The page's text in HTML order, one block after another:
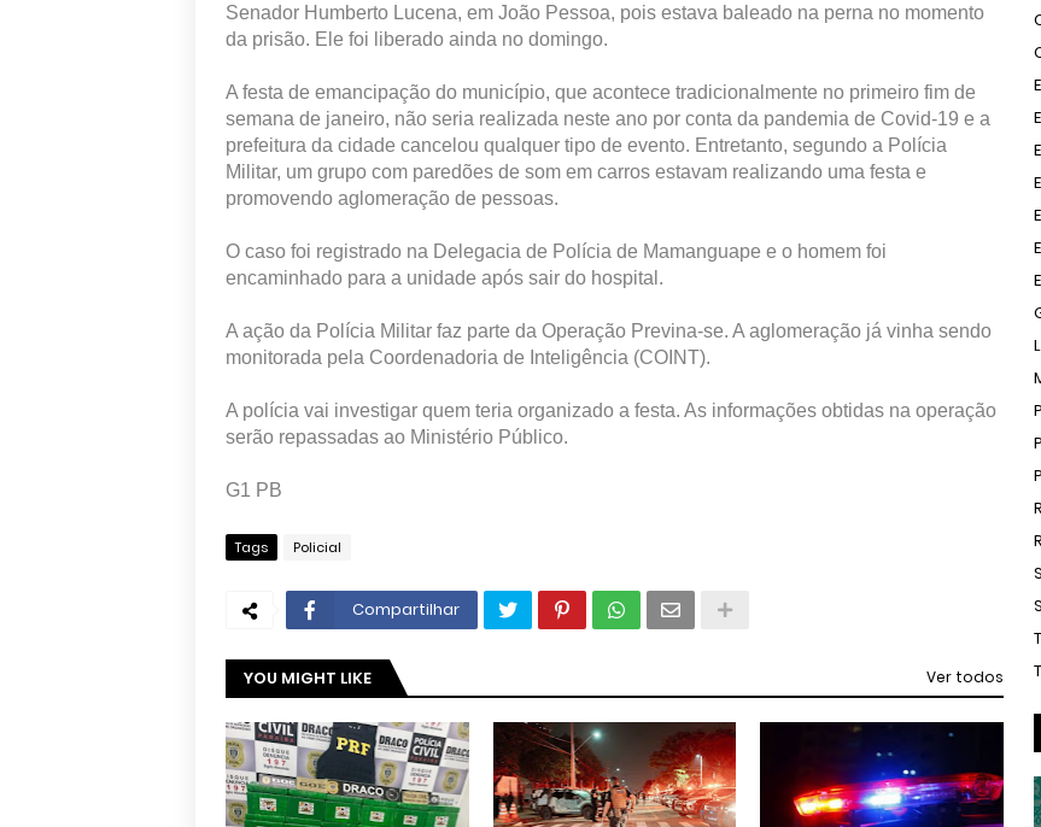
Senador Humberto Lucena, em João Pessoa, pois estava baleado na perna no momento
da prisão. Ele foi liberado ainda no domingo.
A festa de emancipação do município, que acontece tradicionalmente no primeiro fim de
semana de janeiro, não seria realizada neste ano por conta da pandemia de Covid-19 e a
prefeitura da cidade cancelou qualquer tipo de evento. Entretanto, segundo a Polícia
Militar, um grupo com paredões de som em carros estavam realizando uma festa e
promovendo aglomeração de pessoas.
O caso foi registrado na Delegacia de Polícia de Mamanguape e o homem foi
encaminhado para a unidade após sair do hospital.
A ação da Polícia Militar faz parte da Operação Previna-se. A aglomeração já vinha sendo
monitorada pela Coordenadoria de Inteligência (COINT).
A polícia vai investigar quem teria organizado a festa. As informações obtidas na operação
serão repassadas ao Ministério Público.
G1 PB
Tags Policial
Compartilhar
YOU MIGHT LIKE Ver todos